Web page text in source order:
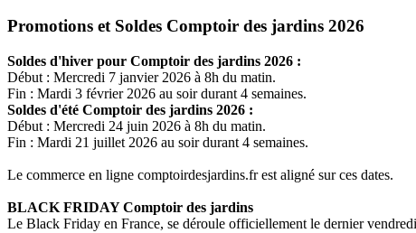
Promotions et Soldes Comptoir des jardins 2026
Soldes d'hiver pour Comptoir des jardins 2026 :
Début : Mercredi 7 janvier 2026 à 8h du matin.
Fin : Mardi 3 février 2026 au soir durant 4 semaines.
Soldes d'été Comptoir des jardins 2026 :
Début : Mercredi 24 juin 2026 à 8h du matin.
Fin : Mardi 21 juillet 2026 au soir durant 4 semaines.
Le commerce en ligne comptoirdesjardins.frest aligné sur ces dates.
BLACK FRIDAYComptoir des jardins
Le Black Friday en France, se déroule officiellement le dernier